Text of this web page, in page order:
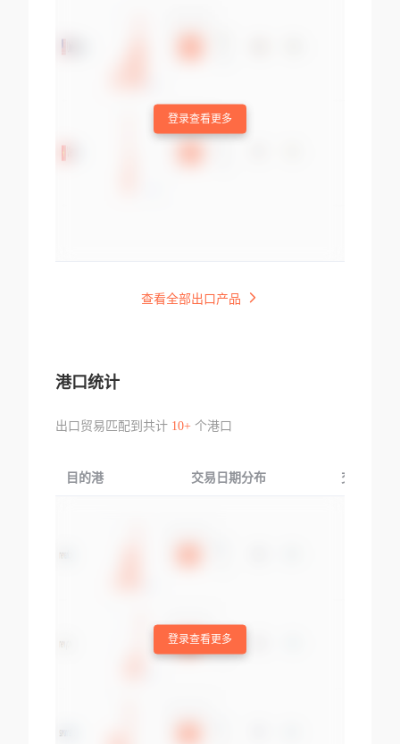
登录查看更多
查看全部出口产品
港口统计
出口贸易匹配到共计 10+个港口
目的港 交易日期分布 交易产品
登录查看更多